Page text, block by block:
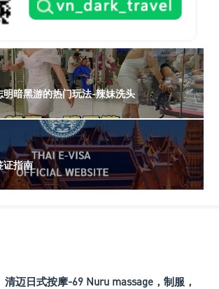
明暗黑游的热门玩法-辣妹洗头
证指南
清迈日式按摩-69 Nuru massage，制服，